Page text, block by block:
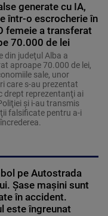
generate cu IA,
într-o escrocherie în
femeie a transferat
70.000 de lei
din judeţul Alba a
aproape 70.000 de lei,
sale, unor
care s-au prezentat
drept reprezentanţi ai
şi i-au transmis
falsificate pentru a-i
pe Autostrada
Șase mașini sunt
în accident.
este îngreunat